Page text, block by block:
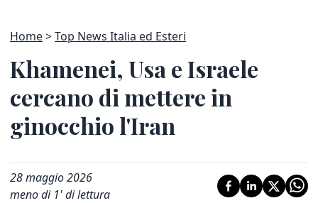
Home Top News Italia ed Esteri
Khamenei, Usa e Israele
cercano di mettere in
ginocchio l'Iran
28 maggio 2026
meno di 1' di lettura